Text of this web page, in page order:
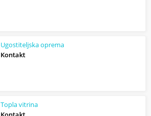
Ugostiteljska oprema
Kontakt
Topla vitrina